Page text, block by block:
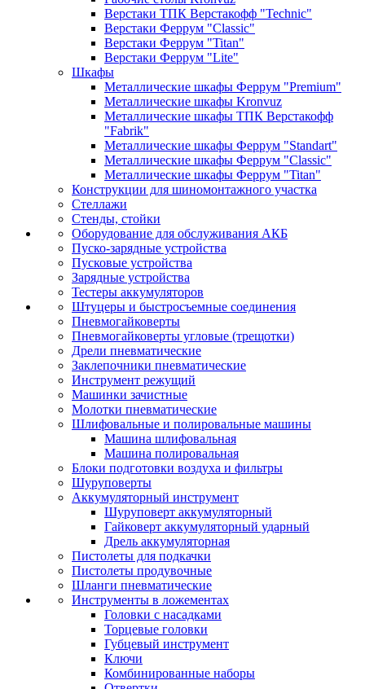
Верстаки ТПК Верстакофф "Technic"
Верстаки Феррум "Classic"
Верстаки Феррум "Titan"
Верстаки Феррум "Lite"
Шкафы
Металлические шкафы Феррум "Premium"
Металлические шкафы Kronvuz
Металлические шкафы ТПК Верстакофф
"Fabrik"
Металлические шкафы Феррум "Standart"
Металлические шкафы Феррум "Classic"
Металлические шкафы Феррум "Titan"
Конструкции для шиномонтажного участка
Стеллажи
Стенды, стойки
Оборудование для обслуживания АКБ
Пуско-зарядные устройства
Пусковые устройства
Зарядные устройства
Тестеры аккумуляторов
Штуцеры и быстросъемные соединения
Пневмогайковерты
Пневмогайковерты угловые (трещотки)
Дрели пневматические
Заклепочники пневматические
Инструмент режущий
Машинки зачистные
Молотки пневматические
Шлифовальные и полировальные машины
Машина шлифовальная
Машина полировальная
Блоки подготовки воздуха и фильтры
Шуруповерты
Аккумуляторный инструмент
Шуруповерт аккумуляторный
Гайковерт аккумуляторный ударный
Дрель аккумуляторная
Пистолеты для подкачки
Пистолеты продувочные
Шланги пневматические
Инструменты в ложементах
Головки с насадками
Торцевые головки
Губцевый инструмент
Ключи
Комбинированные наборы